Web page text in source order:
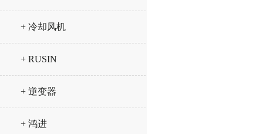
+ 冷却风机
+ RUSIN
+ 逆变器
+ 鸿进